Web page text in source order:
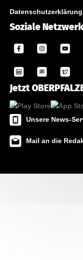
Datenschutzerklärung
Soziale
Jetzt
Unsere News-
Mail an die